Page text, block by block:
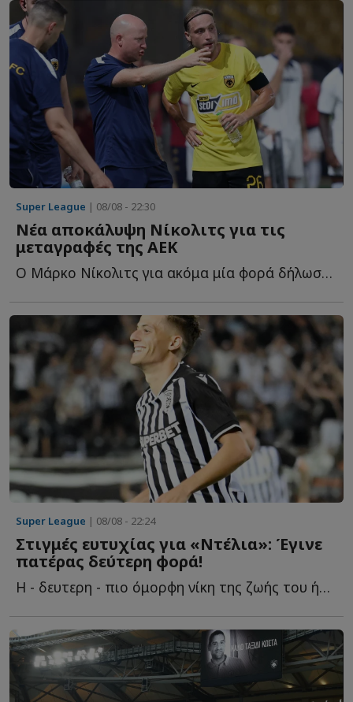
Super League | 08/08 - 22:30
Νέα αποκάλυψη Νίκολιτς για τις
μεταγραφές της ΑΕΚ
Ο Μάρκο Νίκολιτς για ακόμα μία φορά δήλωσε... θετικός γ...
Super League | 08/08 - 22:24
Στιγμές ευτυχίας για «Ντέλια»: Έγινε
πατέρας δεύτερη φορά!
Η - δευτερη - πιο όμορφη νίκη της ζωής του ήρθε μακριά α...